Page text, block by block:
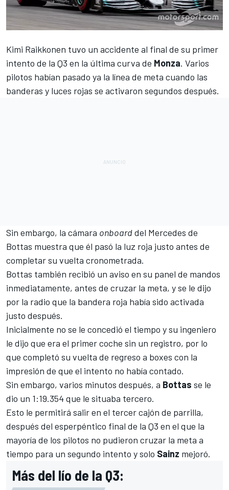
Kimi Raikkonen tuvo un accidente al final de su primer
intento de la Q3 en la última curva de Monza. Varios
pilotos habían pasado ya la línea de meta cuando las
banderas y luces rojas se activaron segundos después.
Sin embargo, la cámara onboarddel Mercedes de
Bottas muestra que él pasó la luz roja justo antes de
completar su vuelta cronometrada.
Bottas también recibió un aviso en su panel de mandos
inmediatamente, antes de cruzar la meta, y se le dijo
por la radio que la bandera roja había sido activada
justo después.
Inicialmente no se le concedió el tiempo y su ingeniero
le dijo que era el primer coche sin un registro, por lo
que completó su vuelta de regreso a boxes con la
impresión de que el intento no había contado.
Sin embargo, varios minutos después, a Bottas se le
dio un 1:19.354 que le situaba tercero.
Esto le permitirá salir en el tercer cajón de parrilla,
después del esperpéntico final de la Q3 en el que la
mayoría de los pilotos no pudieron cruzar la meta a
tiempo para un segundo intento y solo Sainz mejoró.
Más del lío de la Q3: